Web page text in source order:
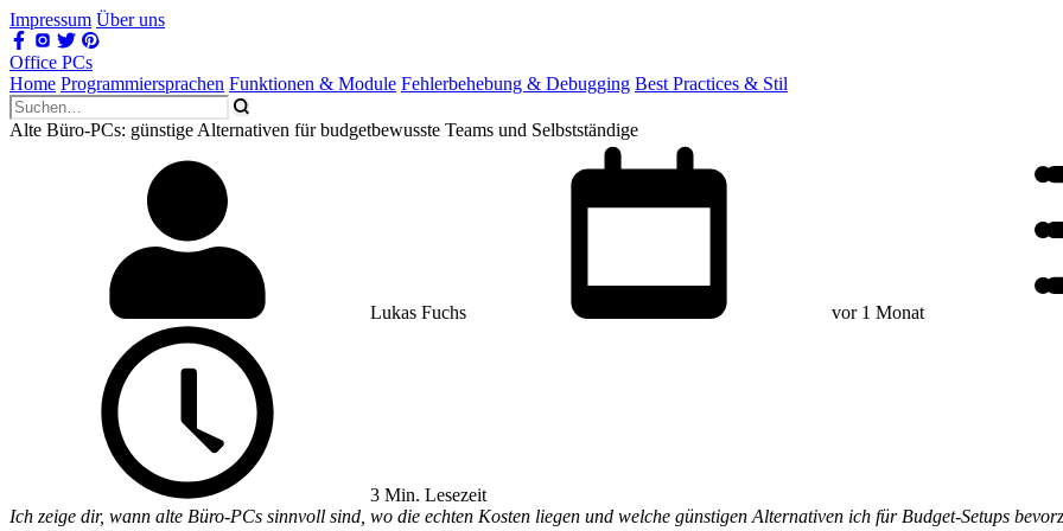
Impressum Über uns
Office PCs
Home Programmiersprachen Funktionen & Module Fehlerbehebung & Debugging Best Practices & Stil
Alte Büro-PCs: günstige Alternativen für budgetbewusste Teams und Selbstständige
Lukas Fuchs vor 1 Monat
3 Min. Lesezeit
Ich zeige dir, wann alte Büro-PCs sinnvoll sind, wo die echten Kosten liegen und welche günstigen Alternativen ich für Budget-Setups